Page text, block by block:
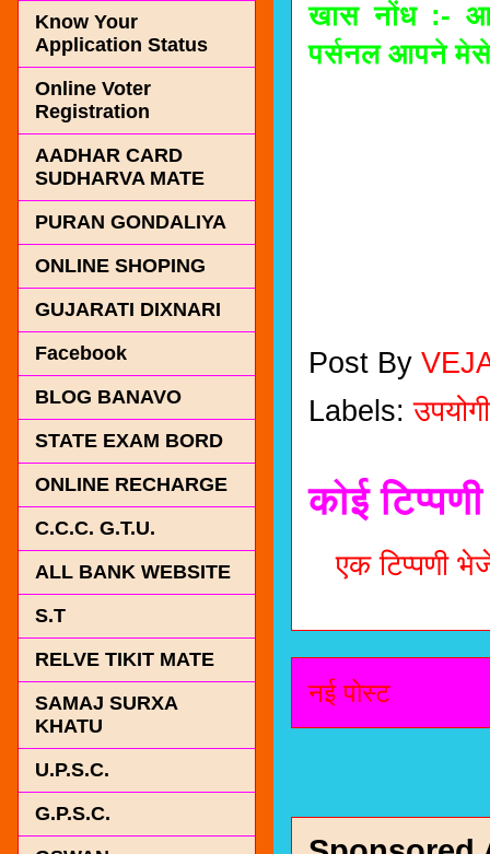
खास नोंध :-
पर्सनल आपने
Post By
Labels:
कोई
एक टिप्पणी
नई पोस्ट
Know Your
Application Status
Online Voter
Registration
AADHAR CARD
SUDHARVA MATE
PURAN GONDALIYA
ONLINE SHOPING
GUJARATI DIXNARI
Facebook
BLOG BANAVO
STATE EXAM BORD
ONLINE RECHARGE
C.C.C. G.T.U.
ALL BANK WEBSITE
S.T
RELVE TIKIT MATE
SAMAJ SURXA
KHATU
U.P.S.C.
G.P.S.C.